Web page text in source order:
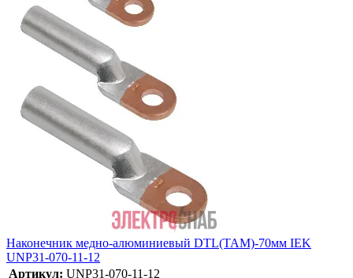
Наконечник медно-алюминиевый DTL(ТАМ)-70мм IEK
UNP31-070-11-12
Артикул: UNP31-070-11-12